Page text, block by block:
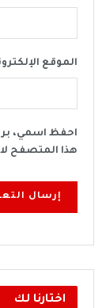
الموقع
احفظ اسمي،
هذا المتصفح
اختارنا لك